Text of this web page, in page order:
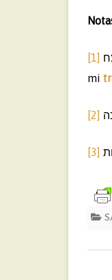
[1]
mi
[2]
[3]